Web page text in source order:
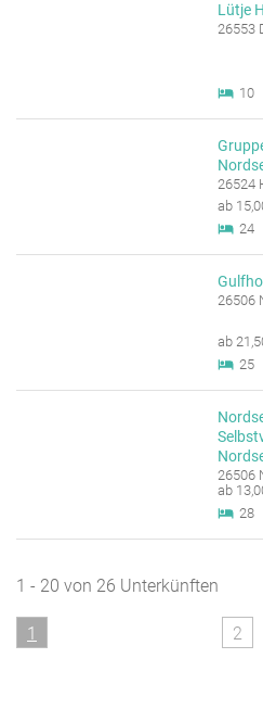
Lütje
26553
10
26524
ab
24
26506
ab
25
26506
ab
28
1 - 20 von 26 Unterkünften
1 2